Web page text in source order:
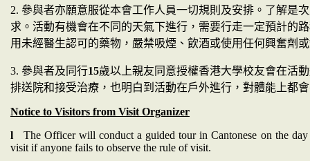
2. 參與者亦願意服從本會工作人員一切規則及安排。了解是
求。活動有機會在不同的天氣下進行，需要行走一定預計的
用未經醫生認可的藥物，嚴禁吸煙、飲酒或使用任何興奮劑
3. 參與者及同行15歲以上親友同意授權香港大學校友會在活
排送院和接受治療，也明白到活動在戶外進行，對體能上都
Notice to Visitors from Visit Organizer
lThe Officer will conduct a guided tour in Cantonese on the
visit if anyone fails to observe the rule of visit.